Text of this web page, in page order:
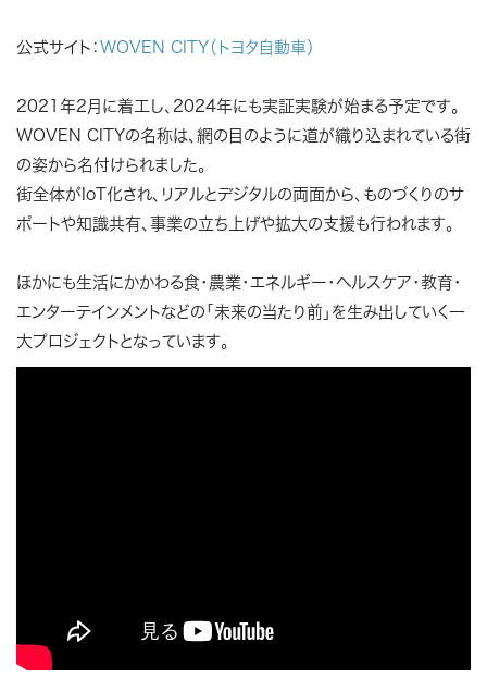
公式サイト： WOVEN CITY（トヨタ自動車）
2021年2月に着工し、2024年にも実証実験が始まる予定です。
WOVEN CITYの名称は、網の目のように道が織り込まれている街
の姿から名付けられました。
街全体がIoT化され、リアルとデジタルの両面から、ものづくりのサ
ポートや知識共有、事業の立ち上げや拡大の支援も行われます。
ほかにも生活にかかわる食・農業・エネルギー・ヘルスケア・教育・
エンターテインメントなどの「未来の当たり前」を生み出していく一
大プロジェクトとなっています。